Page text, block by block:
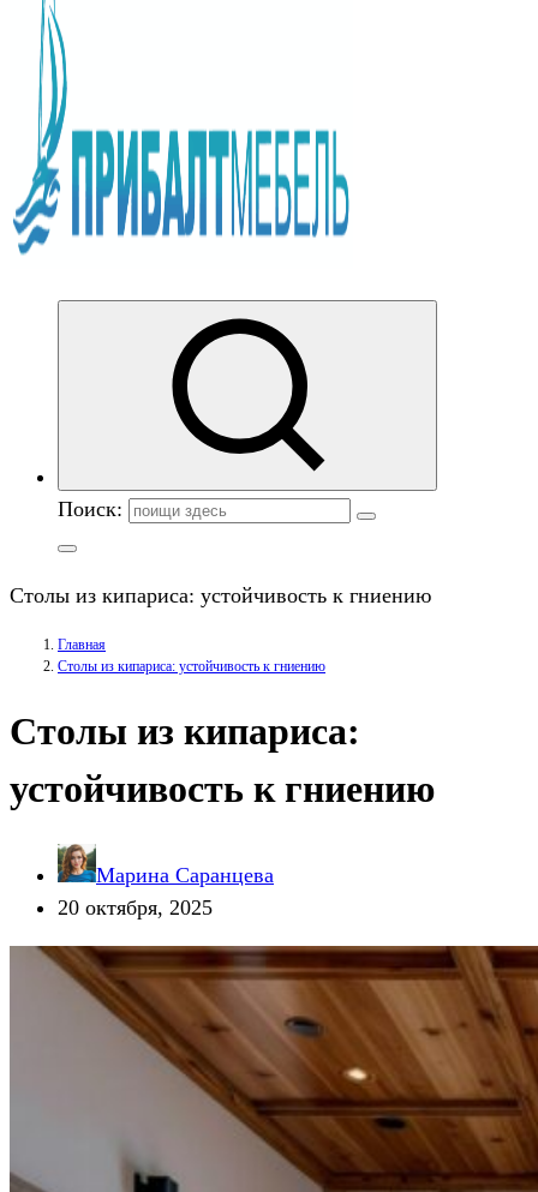
Поиск:
Столы из кипариса: устойчивость к гниению
Главная
Столы из кипариса: устойчивость к гниению
Столы из кипариса:
устойчивость к гниению
Марина Саранцева
20 октября, 2025